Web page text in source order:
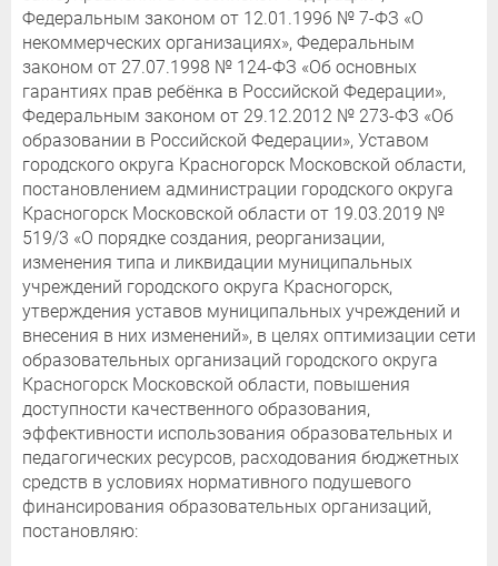
Федеральным законом от 12.01.1996 № 7-ФЗ «О
некоммерческих организациях», Федеральным
законом от 27.07.1998 № 124-ФЗ «Об основных
гарантиях прав ребёнка в Российской Федерации»,
Федеральным законом от 29.12.2012 № 273-ФЗ «Об
образовании в Российской Федерации», Уставом
городского округа Красногорск Московской области,
постановлением администрации городского округа
Красногорск Московской области от 19.03.2019 №
519/3 «О порядке создания, реорганизации,
изменения типа и ликвидации муниципальных
учреждений городского округа Красногорск,
утверждения уставов муниципальных учреждений и
внесения в них изменений», в целях оптимизации сети
образовательных организаций городского округа
Красногорск Московской области, повышения
доступности качественного образования,
эффективности использования образовательных и
педагогических ресурсов, расходования бюджетных
средств в условиях нормативного подушевого
финансирования образовательных организаций,
постановляю: